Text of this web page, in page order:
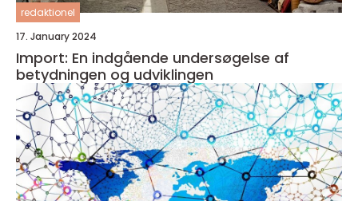
redaktionel
17. January 2024
Import: En indgående undersøgelse af
betydningen og udviklingen